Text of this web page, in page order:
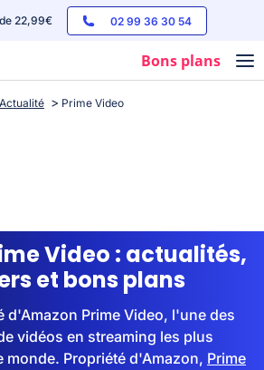
22,99€ 02 99 36 30 54
Bons plans
Actualité Prime Video
Video : actualités,
et bons plans
d'Amazon Prime Video, l'une des
vidéos en streaming les plus
monde. Propriété d'Amazon, Prime